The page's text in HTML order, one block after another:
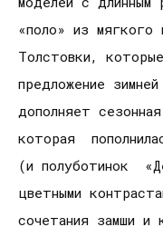
«поло» из мягкого
Толстовки,
предложение
дополняет
которая
(и полуботинок
цветными
сочетания замши и